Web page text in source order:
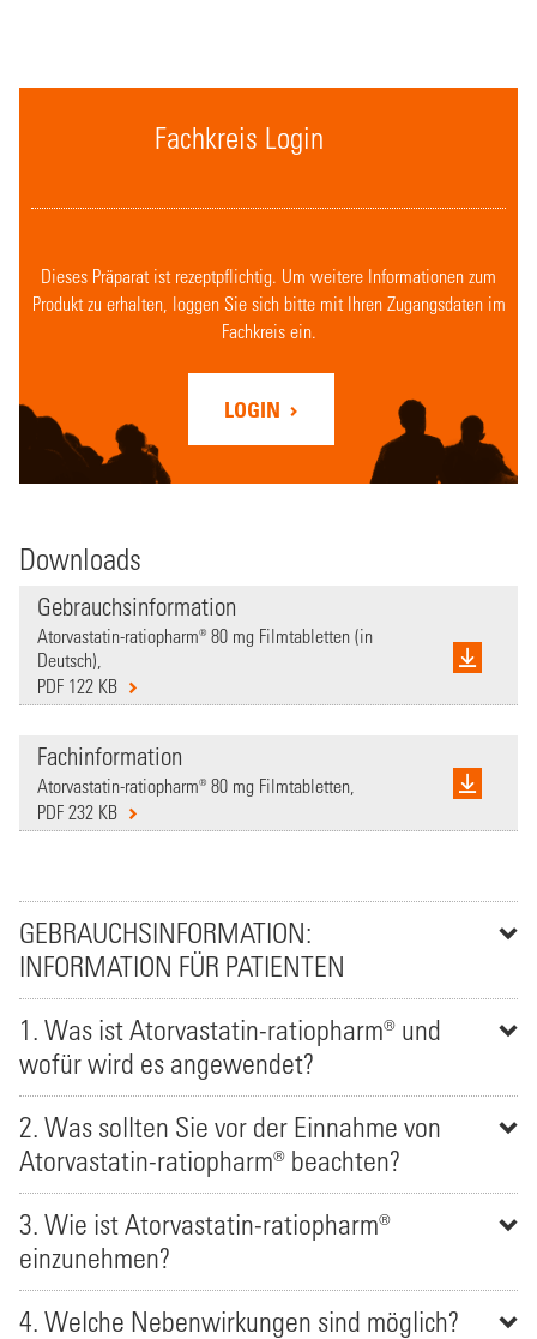
Fachkreis Login
Dieses Präparat ist rezeptpflichtig. Um weitere Informationen zum
Produkt zu erhalten, loggen Sie sich bitte mit Ihren Zugangsdaten im
Fachkreis ein.
LOGIN
Downloads
Gebrauchsinformation
Atorvastatin-ratiopharm® 80 mg Filmtabletten (in
Deutsch),
PDF 122 KB
Fachinformation
Atorvastatin-ratiopharm® 80 mg Filmtabletten,
PDF 232 KB
GEBRAUCHSINFORMATION:
INFORMATION FÜR PATIENTEN
1. Was ist Atorvastatin-ratiopharm® und
wofür wird es angewendet?
2. Was sollten Sie vor der Einnahme von
Atorvastatin-ratiopharm® beachten?
3. Wie ist Atorvastatin-ratiopharm®
einzunehmen?
4. Welche Nebenwirkungen sind möglich?